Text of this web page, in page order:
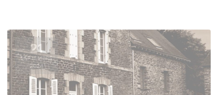
21
SEPTEMBRE
2024